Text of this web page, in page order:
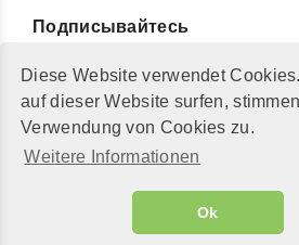
Diese Website verwendet
auf dieser Website surfen,
Verwendung von Cookies zu.
Weitere Informationen
Ok
Подписывайтесь
Информируем Вас
Дополнительно
© 2002 - 2026
Alle Preise inkl. MwSt. und zzgl.
GeToTickets.com|